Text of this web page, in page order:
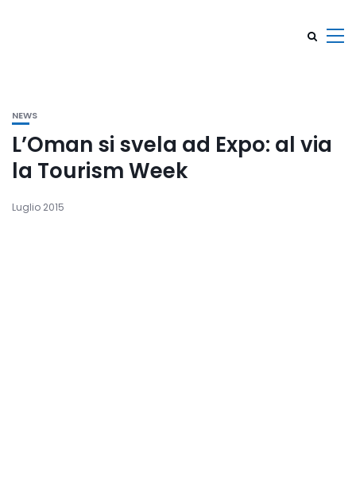
NEWS
L’Oman si svela ad Expo: al via
la Tourism Week
Luglio 2015